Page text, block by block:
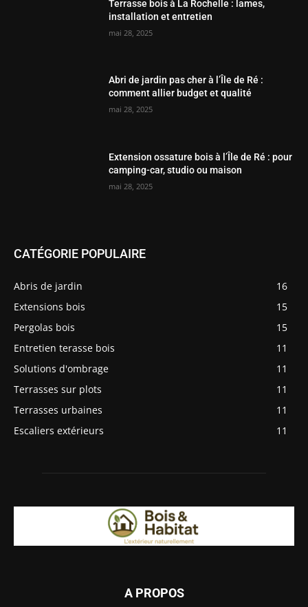
Terrasse bois à La Rochelle : lames,
installation et entretien
mai 28, 2025
Abri de jardin pas cher à l’Île de Ré :
comment allier budget et qualité
mai 28, 2025
Extension ossature bois à l’Île de Ré : pour
camping-car, studio ou maison
mai 28, 2025
CATÉGORIE POPULAIRE
Abris de jardin
16
Extensions bois
15
Pergolas bois
15
Entretien terasse bois
11
Solutions d'ombrage
11
Terrasses sur plots
11
Terrasses urbaines
11
Escaliers extérieurs
11
A PROPOS